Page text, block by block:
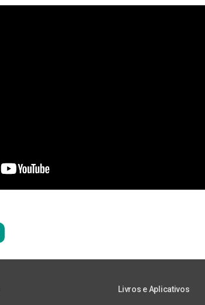
Livros e Aplicativos